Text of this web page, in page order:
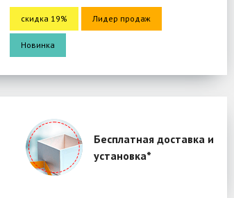
Лидер продаж
Бесплатная доставка и
установка*